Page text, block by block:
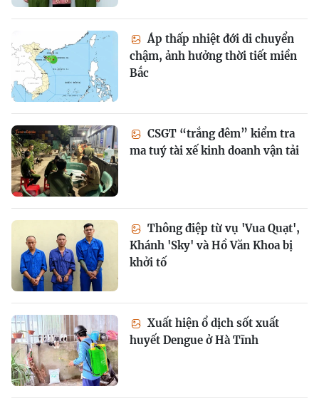
Áp thấp nhiệt đới di chuyển
chậm, ảnh hưởng thời tiết miền
Bắc
CSGT “trắng đêm” kiểm tra
ma tuý tài xế kinh doanh vận tải
Thông điệp từ vụ 'Vua Quạt',
Khánh 'Sky' và Hồ Văn Khoa bị
khởi tố
Xuất hiện ổ dịch sốt xuất
huyết Dengue ở Hà Tĩnh